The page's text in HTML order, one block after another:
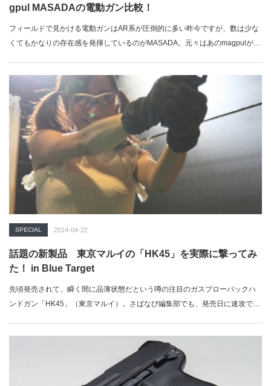
gpul MASADAの電動ガン比較！
フィールドで見かける電動ガンはAR系が圧倒的に多い昨今ですが、数は少な
くてもかなりの存在感を発揮しているのがMASADA。元々はあのmagpulが…
SPECIAL 2014-04-22
話題の新製品 東京マルイの「HK45」を実際に撃ってみ
た！ in Blue Target
先頃発売されて、瞬く間に品薄状態だという噂の注目のガスブローバックハ
ンドガン「HK45」（東京マルイ）。さばなび編集部でも、発売日に速攻で入